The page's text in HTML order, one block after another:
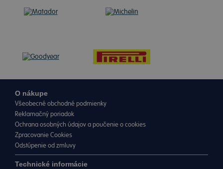
O nákupe
Všeobecné obchodné podmienky
Reklamačný poriadok
Ochrana osobných údajov a poučenie o cookies
Zpracovanie Cookies
Odstúpenie od zmluvy
Technické informácie